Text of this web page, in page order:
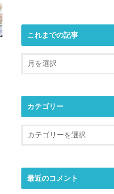
これまでの記事
カテゴリー
最近のコメント